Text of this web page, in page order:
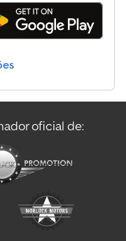
anéis de amarração
pré-montados para
o certificado de registo
em stock:
uma matrícula
mediante solicitação.
técnicas,
responsabilizamos
de borracha,
em chapa de aço
barra de tração
chapa de base com
de tensão, 4 anéis
oficial de: